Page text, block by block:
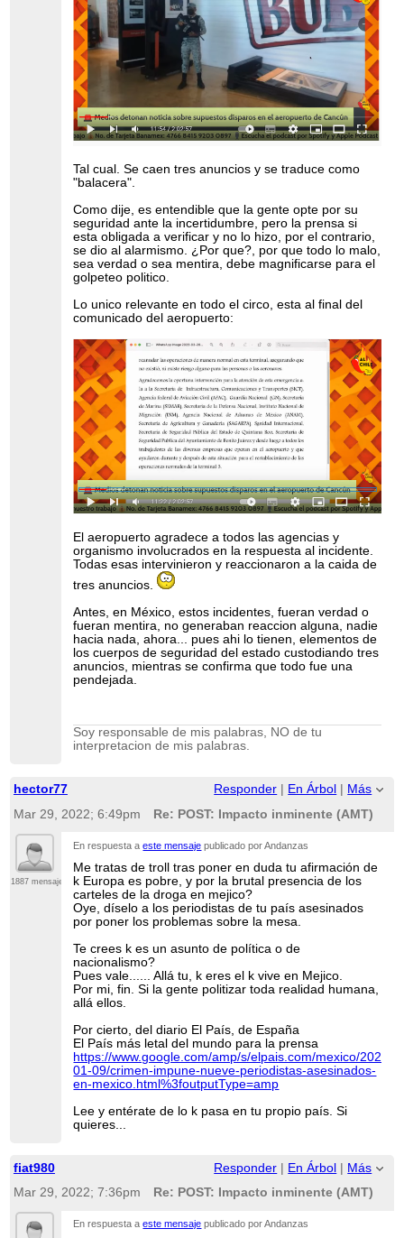
Tal cual. Se caen tres anuncios y se traduce como
"balacera".
Como dije, es entendible que la gente opte por su
seguridad ante la incertidumbre, pero la prensa si
esta obligada a verificar y no lo hizo, por el contrario,
se dio al alarmismo. ¿Por que?, por que todo lo malo,
sea verdad o sea mentira, debe magnificarse para el
golpeteo politico.
Lo unico relevante en todo el circo, esta al final del
comunicado del aeropuerto:
El aeropuerto agradece a todos las agencias y
organismo involucrados en la respuesta al incidente.
Todas esas intervinieron y reaccionaron a la caida de
tres anuncios.
Antes, en México, estos incidentes, fueran verdad o
fueran mentira, no generaban reaccion alguna, nadie
hacia nada, ahora... pues ahi lo tienen, elementos de
los cuerpos de seguridad del estado custodiando tres
anuncios, mientras se confirma que todo fue una
pendejada.
Soy responsable de mis palabras, NO de tu
interpretacion de mis palabras.
hector77 Responder En Árbol
Más
Mar 29, 2022; 6:49pm
Re: POST: Impacto inminente (AMT)
1887 mensajes
En respuesta aeste mensaje publicado por Andanzas
Me tratas de troll tras poner en duda tu afirmación de
k Europa es pobre, y por la brutal presencia de los
carteles de la droga en mejico?
Oye, díselo a los periodistas de tu país asesinados
por poner los problemas sobre la mesa.
Te crees k es un asunto de política o de
nacionalismo?
Pues vale...... Allá tu, k eres el k vive en Mejico.
Por mi, fin. Si la gente politizar toda realidad humana,
allá ellos.
Por cierto, del diario El País, de España
El País más letal del mundo para la prensa
https://www.google.com/amp/s/elpais.com/mexico/2022-
01-09/crimen-impune-nueve-periodistas-asesinados-
en-mexico.html%3foutputType=amp
Lee y entérate de lo k pasa en tu propio país. Si
quieres...
fiat980 Responder En Árbol
Más
Mar 29, 2022; 7:36pm
Re: POST: Impacto inminente (AMT)
En respuesta aeste mensaje publicado por Andanzas